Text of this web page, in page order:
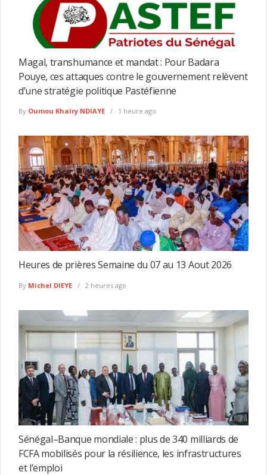
Magal, transhumance et mandat : Pour Badara
Pouye, ces attaques contre le gouvernement relèvent
d’une stratégie politique Pastéfienne
By Oumou Khaïry NDIAYE 1 heure ago
Heures de prières Semaine du 07 au 13 Aout 2026
By Michel DIEYE 2 heures ago
Sénégal–Banque mondiale : plus de 340 milliards de
FCFA mobilisés pour la résilience, les infrastructures
et l’emploi